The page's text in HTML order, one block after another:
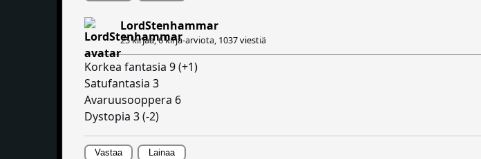
LordStenhammar
25 kirjaa, 6 kirja-arviota, 1037 viestiä
Korkea fantasia 9 (+1)
Satufantasia 3
Avaruusooppera 6
Dystopia 3 (-2)
Vastaa Lainaa